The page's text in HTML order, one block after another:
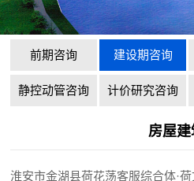
前期咨询 建设期咨询
静控动管咨询 计价研究咨询
房屋建
淮安市金湖县荷花荡客服综合体·